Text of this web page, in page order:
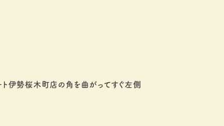
ト伊勢桜木町店の角を曲がってすぐ左側